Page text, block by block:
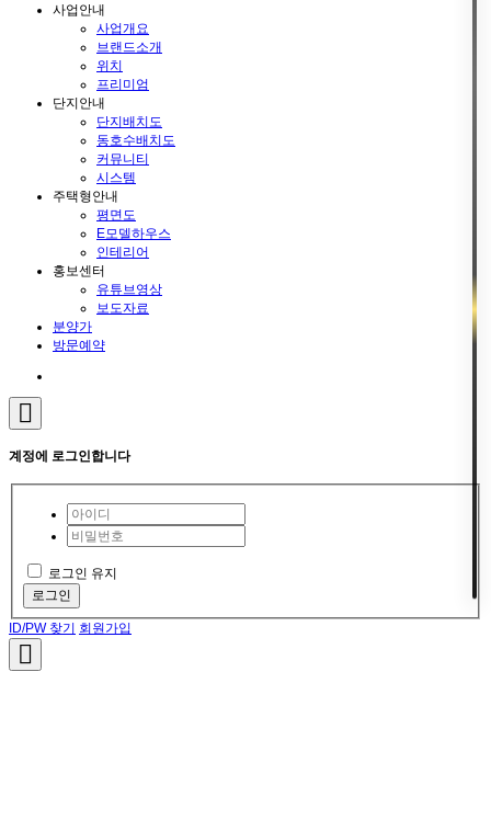
사업안내
사업개요
브랜드소개
위치
프리미엄
단지안내
단지배치도
동호수배치도
커뮤니티
시스템
주택형안내
평면도
E모델하우스
인테리어
홍보센터
유튜브영상
보도자료
분양가
방문예약
계정에 로그인합니다
로그인 유지
로그인
ID/PW 찾기 회원가입